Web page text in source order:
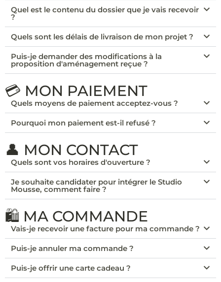
Quel est le contenu du dossier que je vais recevoir
?
Quels sont les délais de livraison de mon projet ?
Puis-je demander des modifications à la
proposition d'aménagement reçue ?
💳 MON PAIEMENT
Quels moyens de paiement acceptez-vous ?
Pourquoi mon paiement est-il refusé ?
👤 MON CONTACT
Quels sont vos horaires d'ouverture ?
Je souhaite candidater pour intégrer le Studio
Mousse, comment faire ?
🛍️ MA COMMANDE
Vais-je recevoir une facture pour ma commande ?
Puis-je annuler ma commande ?
Puis-je offrir une carte cadeau ?